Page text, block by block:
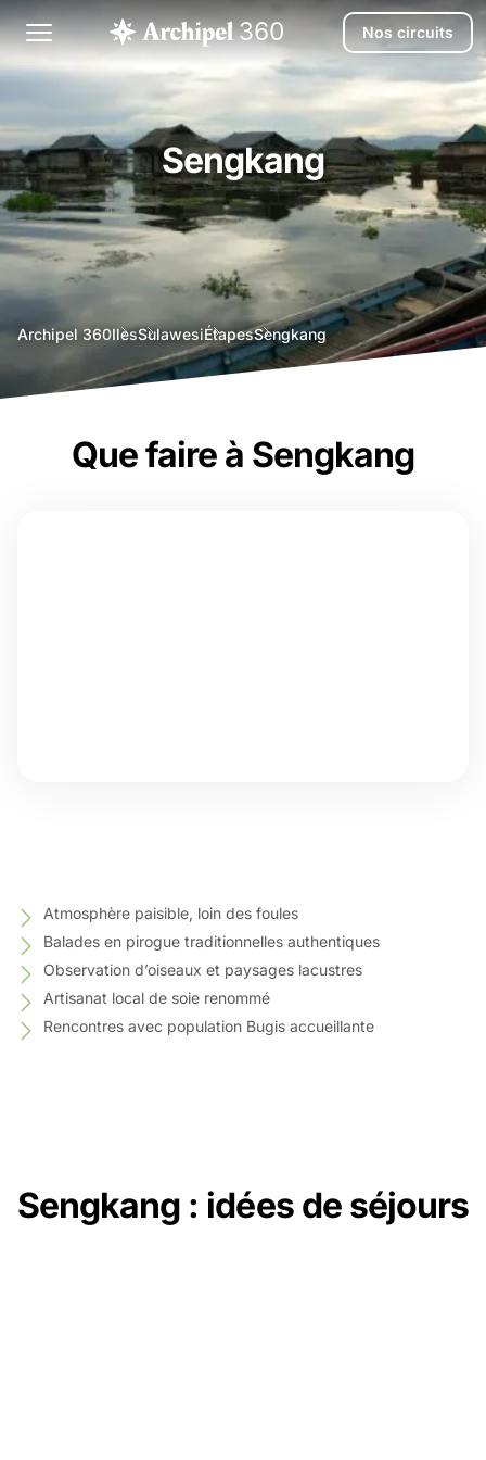
Nos circuits
Sengkang
Archipel 360agence
voyage
bali
IlesSulawesiÉtapesSengkang
Que faire à Sengkang
Atmosphère paisible, loin des foules
Balades en pirogue traditionnelles authentiques
Observation d’oiseaux et paysages lacustres
Artisanat local de soie renommé
Rencontres avec population Bugis accueillante
Sengkang : idées de séjours